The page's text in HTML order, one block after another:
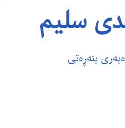
سلیم
بنەڕەتی